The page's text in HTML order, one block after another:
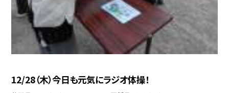
12/28（木）今日も元気にラジオ体操！